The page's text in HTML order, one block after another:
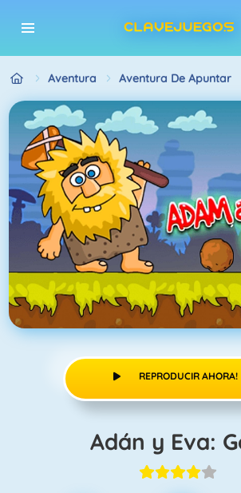
Aventura Aventura De Apuntar
REPRODUCIR AHORA!
Adán y Eva: